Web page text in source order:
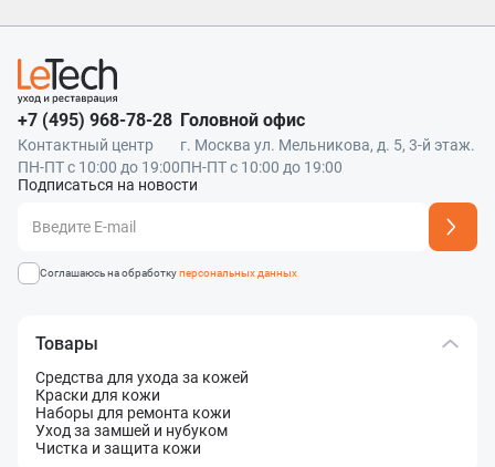
+7 (495) 968-78-28
Контактный центр
ПН-ПТ с 10:00 до 19:00
Головной офис
г. Москва ул. Мельникова, д. 5, 3-й этаж.
ПН-ПТ с 10:00 до 19:00
Подписаться на новости
Адрес подписки успешно добавлен
Соглашаюсь на обработкуперсональных данных
Товары
Средства для ухода за кожей
Краски для кожи
Наборы для ремонта кожи
Уход за замшей и нубуком
Чистка и защита кожи